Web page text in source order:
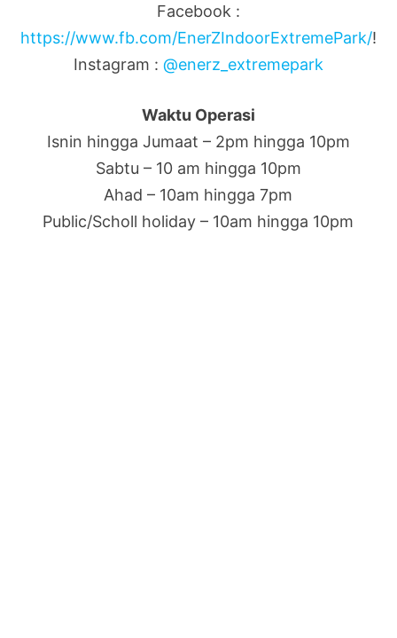
Facebook :
https://www.fb.com/EnerZIndoorExtremePark/!
Instagram : @enerz_extremepark
Waktu Operasi
Isnin hingga Jumaat – 2pm hingga 10pm
Sabtu – 10 am hingga 10pm
Ahad – 10am hingga 7pm
Public/Scholl holiday – 10am hingga 10pm